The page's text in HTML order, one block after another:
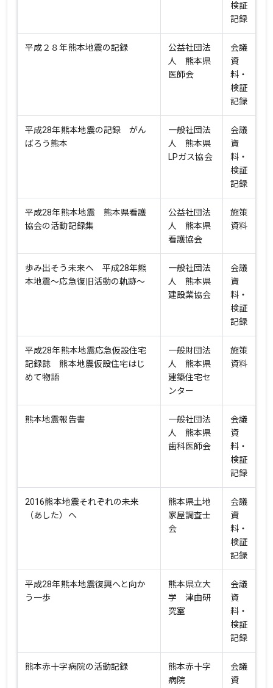
検証
記録
平成２８年熊本地震の記録
公益社団法
人 熊本県
医師会
会議
資
料・
検証
記録
平成28年熊本地震の記録 がん
ばろう熊本
一般社団法
人 熊本県
LPガス協会
会議
資
料・
検証
記録
平成28年熊本地震 熊本県看護
協会の活動記録集
公益社団法
人 熊本県
看護協会
施策
資料
歩み出そう未来へ 平成28年熊
本地震～応急復旧活動の軌跡～
一般社団法
人 熊本県
建設業協会
会議
資
料・
検証
記録
平成28年熊本地震応急仮設住宅
記録誌 熊本地震仮設住宅はじ
めて物語
一般財団法
人 熊本県
建築住宅セ
ンター
施策
資料
熊本地震報告書
一般社団法
人 熊本県
歯科医師会
会議
資
料・
検証
記録
2016熊本地震それぞれの未来
（あした）へ
熊本県土地
家屋調査士
会
会議
資
料・
検証
記録
平成28年熊本地震復興へと向か
う一歩
熊本県立大
学 津曲研
究室
会議
資
料・
検証
記録
熊本赤十字病院の活動記録
熊本赤十字
病院
会議
資